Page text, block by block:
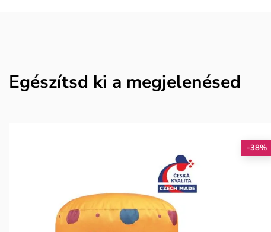
Egészítsd ki a megjelenésed
-38%